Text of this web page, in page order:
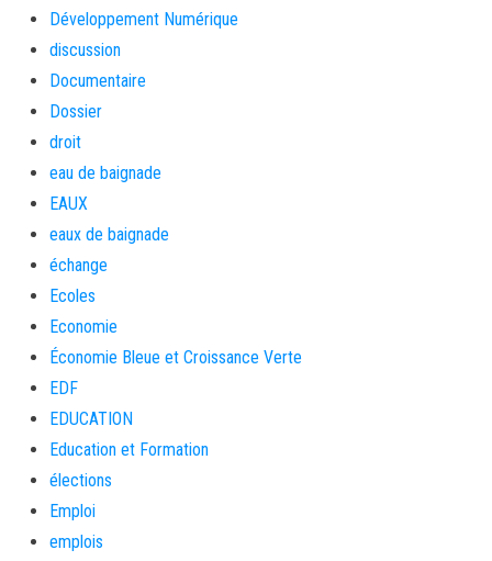
Développement Numérique
discussion
Documentaire
Dossier
droit
eau de baignade
EAUX
eaux de baignade
échange
Ecoles
Economie
Économie Bleue et Croissance Verte
EDF
EDUCATION
Education et Formation
élections
Emploi
emplois